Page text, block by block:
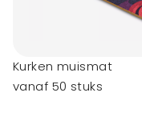
Kurken muismat
vanaf 50 stuks